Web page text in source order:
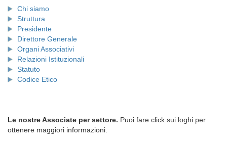
Chi siamo
Struttura
Presidente
Direttore Generale
Organi Associativi
Relazioni Istituzionali
Statuto
Codice Etico
Le nostre Associate per settore. Puoi fare click sui loghi per
ottenere maggiori informazioni.